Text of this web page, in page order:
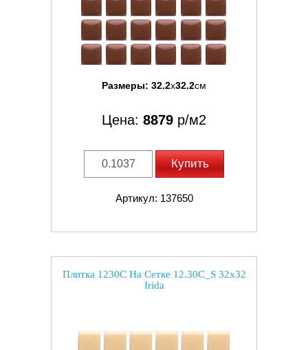
Размеры: 32.2x32.2см
Цена: 8879 р/м2
Купить
Артикул: 137650
Плитка 1230C На Сетке 12.30C_S 32x32
Irida